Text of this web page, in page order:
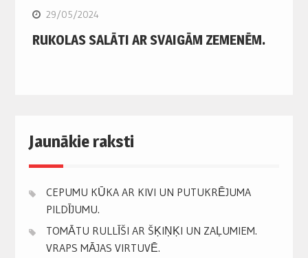
29/05/2024
RUKOLAS SALĀTI AR SVAIGĀM ZEMENĒM.
Jaunākie raksti
CEPUMU KŪKA AR KIVI UN PUTUKRĒJUMA
PILDĪJUMU.
TOMĀTU RULLĪŠI AR ŠĶIŅĶI UN ZAĻUMIEM.
VRAPS MĀJAS VIRTUVĒ.